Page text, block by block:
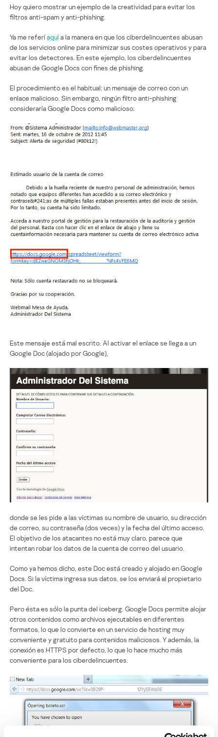
Hoy quiero mostrar un ejemplo de la creatividad para evitar los
filtros anti-spam y anti-phishing.
Ya me referíaquía la manera en que los ciberdelincuentes abusan
de los servicios online para minimizar sus costes operativos y para
evitar los detectores. En este ejemplo, los ciberdelincuentes
abusan de Google Docs con fines de phishing.
El procedimiento es el habitual: un mensaje de correo con un
enlace malicioso. Sin embargo, ningún filtro anti-phishing
consideraría Google Docs como malicioso:
Este mensaje está mal escrito. Al activar el enlace se llega a un
Google Doc (alojado por Google),
donde se les pide a las víctimas su nombre de usuario, su dirección
de correo, su contraseña (dos veces) y la fecha del último acceso.
El objetivo de los atacantes no está muy claro, parece que
intentan robar los datos de la cuenta de correo del usuario.
Como ya hemos dicho, este Doc está creado y alojado en Google
Docs. Si la víctima ingresa sus datos, se los enviará al propietario
del Doc.
Pero ésta es sólo la punta del iceberg. Google Docs permite alojar
otros contenidos como archivos ejecutables en diferentes
formatos, lo que lo convierte en un servicio de hosting muy
conveniente y gratuito para contenidos maliciosos. Y además, la
conexión es HTTPS por defecto, lo que lo hace mucho más
conveniente para los ciberdelincuentes.